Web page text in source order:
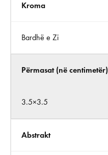
Kroma
Bardhë e Zi
Përmasat (në centimetër)
3.5×3.5
Abstrakt